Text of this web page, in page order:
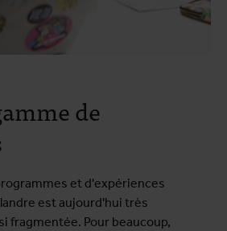
de
et d'expériences
est aujourd'hui très
fragmentée. Pour beaucoup,